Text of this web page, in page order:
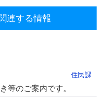
連する情報
住民課
等のご案内です。